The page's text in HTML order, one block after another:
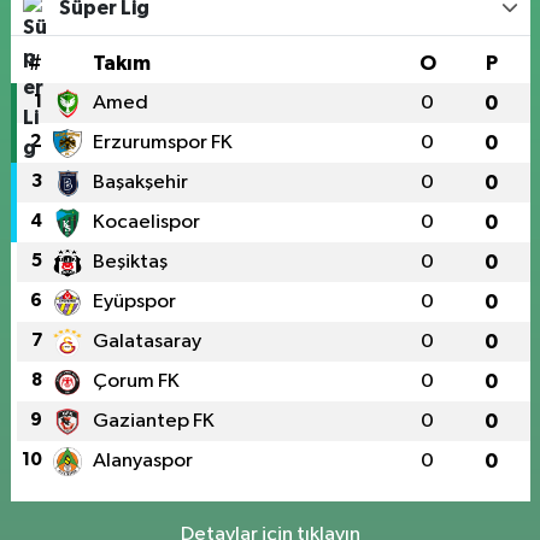
Süper Lig
# Takım O P
1 Amed 0 0
2 Erzurumspor FK 0 0
3 Başakşehir 0 0
4 Kocaelispor 0 0
5 Beşiktaş 0 0
6 Eyüpspor 0 0
7 Galatasaray 0 0
8 Çorum FK 0 0
9 Gaziantep FK 0 0
10 Alanyaspor 0 0
Detaylar için tıklayın